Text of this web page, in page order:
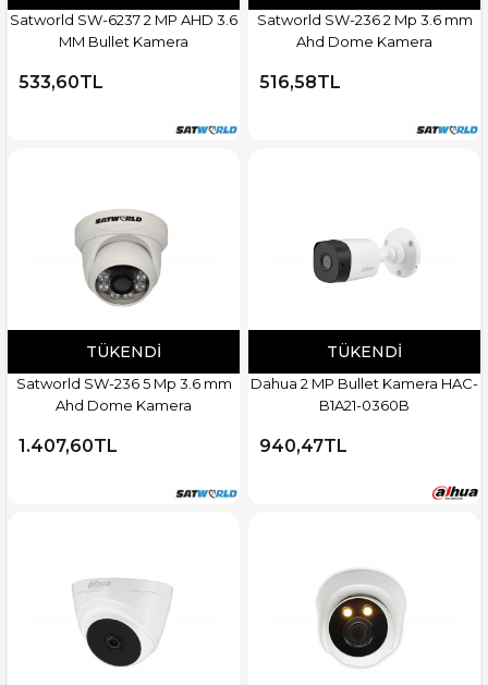
Satworld SW-6237 2 MP AHD 3.6
MM Bullet Kamera
533,60TL
Satworld SW-236 2 Mp 3.6 mm
Ahd Dome Kamera
516,58TL
TÜKENDI
Satworld SW-236 5 Mp 3.6 mm
Ahd Dome Kamera
1.407,60TL
TÜKENDI
Dahua 2 MP Bullet Kamera HAC-
B1A21-0360B
940,47TL